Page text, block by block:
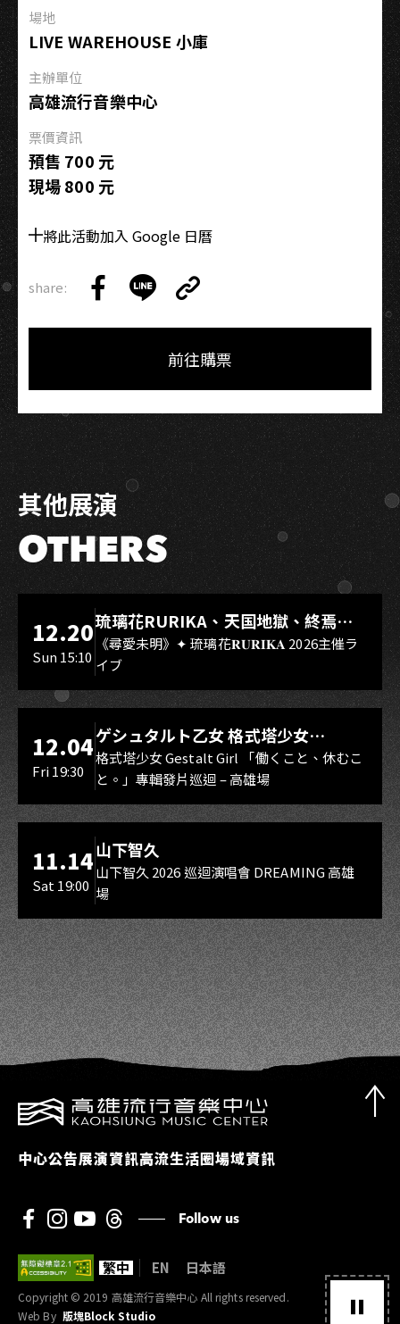
唱
會
場地
LIVE WAREHOUSE 小庫
主辦單位
高雄流行音樂中心
票價資訊
預售 700 元
現場 800 元
將此活動加入 Google 日曆
share:
on
on
Link
Copy
前往購票
其他展演
OTHERS
LIVE WAREHOUSE 小庫
12.20
Sun 15:10
琉璃花RURIKA、天国地獄、終焉
Rebirth、DUALIA、無我夢中、花奏
スマイル（O.A.）
《尋愛未明》✦ 琉璃花𝐑𝐔𝐑𝐈𝐊𝐀 2026主催ラ
イブ
LIVE WAREHOUSE 小庫
12.04
Fri 19:30
ゲシュタルト乙女 格式塔少女
Gestalt Girl
格式塔少女 Gestalt Girl 「働くこと、休むこ
と。」專輯發片巡迴 – 高雄場
11.14
Sat 19:00
山下智久
山下智久 2026 巡迴演唱會 DREAMING 高雄
場
中心公告展演資訊高流生活圈場域資訊
Follow us
Copyright © 2019 高雄流行音樂中心 All rights reserved.
Web By 版塊Block Studio
繁中 EN 日本語